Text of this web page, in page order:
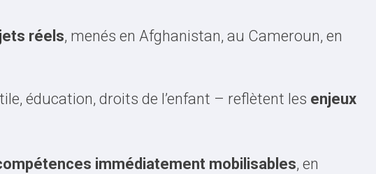
réels, menés en Afghanistan, au Cameroun, en
éducation, droits de l’enfant – reflètent les enjeux
immédiatement mobilisables, en